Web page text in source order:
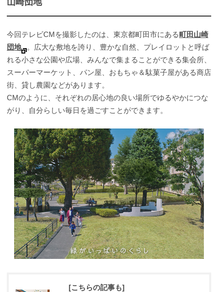
山崎団地
今回テレビCMを撮影したのは、東京都町田市にある町田山崎
団地
。広大な敷地を誇り、豊かな自然、プレイロットと呼ば
れる小さな公園や広場、みんなで集まることができる集会所、
スーパーマーケット、パン屋、おもちゃ＆駄菓子屋がある商店
街、貸し農園などがあります。
CMのように、それぞれの居心地の良い場所でゆるやかにつな
がり、自分らしい毎日を過ごすことができます。
[こちらの記事も]